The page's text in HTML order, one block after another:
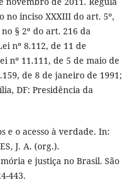
no inciso XXXIII do art. 5º,
§ 2º do art. 216 da
nº 8.112, de 11 de
nº 11.111, de 5 de maio de
de 8 de janeiro de 1991;
DF: Presidência da
e o acesso à verdade. In:
J. A. (org.).
e justiça no Brasil. São
443.